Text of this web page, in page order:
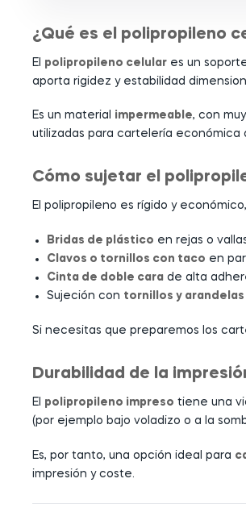
¿Qué es el polipropileno
El polipropileno celular es un
aporta rigidez y estabilidad
Es un material impermeable, con
utilizadas para cartelería económica
Cómo sujetar el
El polipropileno es rígido y
Bridas de plástico en rejas o
Clavos o tornillos con taco en
Cinta de doble cara de alta
Sujeción con tornillos y arandelas
Si necesitas que preparemos los
Durabilidad de la
El polipropileno impreso tiene una
(por ejemplo bajo voladizo o a la
Es, por tanto, una opción ideal para
impresión y coste.